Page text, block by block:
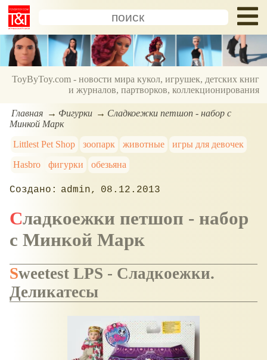
ToyByToy.com - новости мира кукол, игрушек, детских книг
и журналов, партворков, коллекционирования
Главная Фигурки
Сладкоежки петшоп - набор с
Минкой Марк
Littlest Pet Shop
зоопарк животные
игры для девочек
Hasbro
фигурки обезьяна
admin 08.12.2013
Сладкоежки петшоп - набор
с Минкой Марк
Sweetest LPS - Сладкоежки.
Деликатесы